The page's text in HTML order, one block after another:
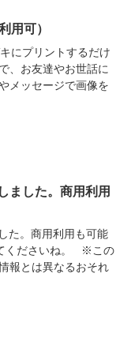
用可）
にプリントするだけ
、お友達やお世話に
メッセージで画像を
ました。商用利用
た。商用利用も可能
くださいね。 ※この
報とは異なるおそれ